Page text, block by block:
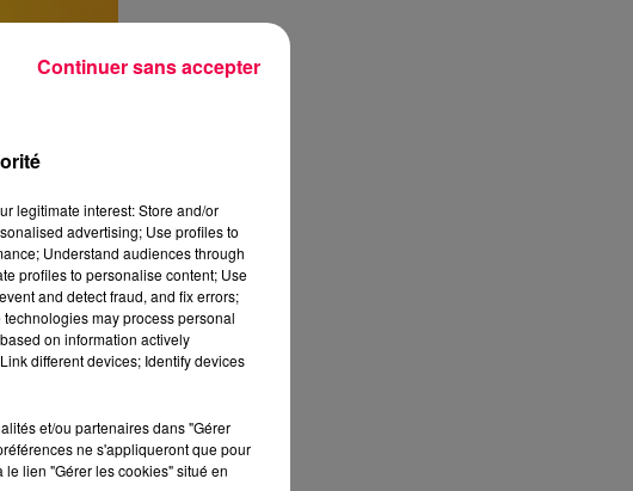
legitimate interest: Store and/or
advertising; Use profiles to
Understand audiences through
profiles to personalise content; Use
and detect fraud, and fix errors;
may process personal
on information actively
different devices; Identify devices
et/ou partenaires dans "Gérer
ne s'appliqueront que pour
lien "Gérer les cookies" situé en
Continuer sans accepter